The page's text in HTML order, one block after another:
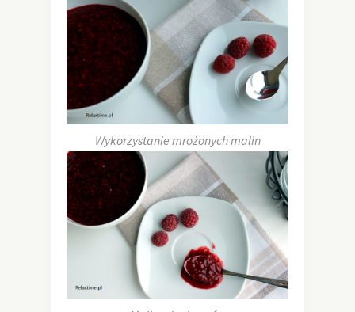
Wykorzystanie mrożonych malin